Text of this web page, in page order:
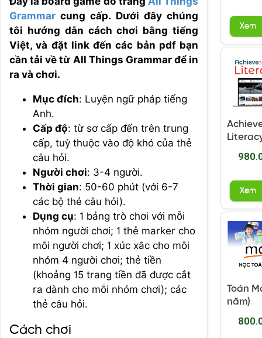
Grammar cung cấp. Dưới đây chúng
tôi hướng dẫn cách chơi bằng tiếng
Việt, và đặt link đến các bản pdf bạn
cần tải về từ All Things Grammar để in
ra và chơi.
Mục đích: Luyện ngữ pháp tiếng
Anh.
Cấp độ: từ sơ cấp đến trên trung
cấp, tuỳ thuộc vào độ khó của thẻ
câu hỏi.
Người chơi: 3-4 người.
Thời gian: 50-60 phút (với 6-7
các bộ thẻ câu hỏi).
Dụng cụ: 1 bảng trò chơi với mỗi
nhóm người chơi; 1 thẻ marker cho
mỗi người chơi; 1 xúc xắc cho mỗi
nhóm 4 người chơi; thẻ tiền
(khoảng 15 trang tiền đã được cắt
ra dành cho mỗi nhóm chơi); các
thẻ câu hỏi.
Cách chơi
Xem
Xem
Toán
năm)